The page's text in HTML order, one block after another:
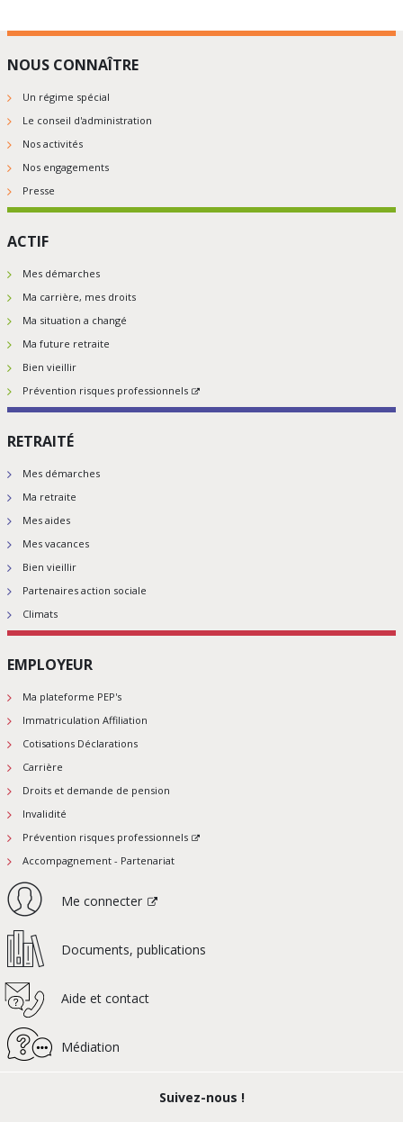
NOUS CONNAÎTRE
Un régime spécial
Le conseil d'administration
Nos activités
Nos engagements
Presse
ACTIF
Mes démarches
Ma carrière, mes droits
Ma situation a changé
Ma future retraite
Bien vieillir
Prévention risques professionnels
RETRAITÉ
Mes démarches
Ma retraite
Mes aides
Mes vacances
Bien vieillir
Partenaires action sociale
Climats
EMPLOYEUR
Ma plateforme PEP's
Immatriculation Affiliation
Cotisations Déclarations
Carrière
Droits et demande de pension
Invalidité
Prévention risques professionnels
Accompagnement - Partenariat
Me connecter
Documents, publications
Aide et contact
Médiation
Suivez-nous !